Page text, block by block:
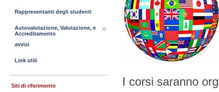
I corsi saranno
Rappresentanti degli studenti
Autovalutazione, Valutazione, e
Accreditamento
avvisi
Link utili
Siti di riferimento